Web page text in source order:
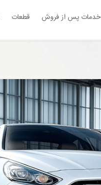
خدمات پس از فروش قطعات